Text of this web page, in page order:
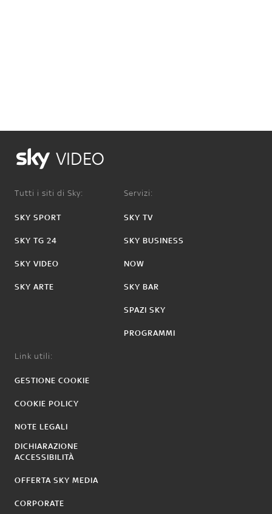
VIDEO
Tutti i siti di Sky:
SKY SPORT
SKY TG 24
SKY VIDEO
SKY ARTE
Servizi:
SKY TV
SKY BUSINESS
NOW
SKY BAR
SPAZI SKY
PROGRAMMI
Link utili:
GESTIONE COOKIE
COOKIE POLICY
NOTE LEGALI
DICHIARAZIONE
ACCESSIBILITÀ
OFFERTA SKY MEDIA
CORPORATE